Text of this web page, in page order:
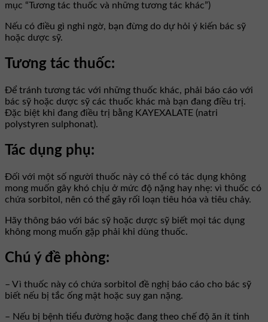
mục “Tương tác thuốc và những tương tác khác”)
Nếu có điều gì nghi ngờ, bạn đừng do dự hỏi ý kiến bác sỹ
hoặc dược sỹ.
Tương tác thuốc:
Để tránh tương tác với những thuốc khác, phải báo cáo với
bác sỹ hoặc dược sỹ các thuốc khác mà bạn đang điều trị.
Đặc biệt khi đang điều trị bằng KAYEXALATE (natri
polystyren sulphonat).
Tác dụng phụ:
Đối với một số người thuốc này có thể có tác dụng không
mong muốn gây khó chịu ở mức độ nặng hay nhẹ: vì thuốc có
chứa sorbitol, nên có thể gây rối loạn tiêu hóa và tiêu chảy.
Hãy thông báo với bác sỹ hoặc dược sỹ biết mọi tác dụng
không mong muốn gặp phải khi dùng thuốc.
Chú ý đề phòng:
– Vì thuốc này có chứa sorbitol đề nghị báo cáo cho bác sỹ
biết nếu bị tắc ống mật hoặc suy gan nặng.
– Nếu bị bệnh tiểu đường hoặc đang theo chế độ ăn ít tinh